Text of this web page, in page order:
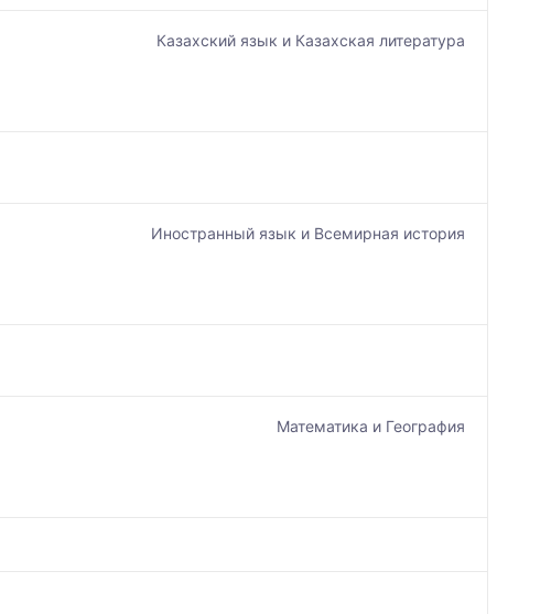
Казахский язык и Казахская литература
Иностранный язык и Всемирная история
Математика и География